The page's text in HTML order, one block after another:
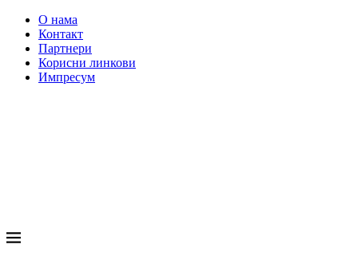
О нама
Контакт
Партнери
Корисни линкови
Импресум